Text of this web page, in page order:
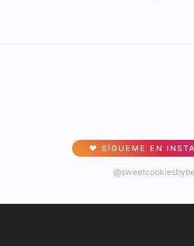
♥ SÍGUEME EN